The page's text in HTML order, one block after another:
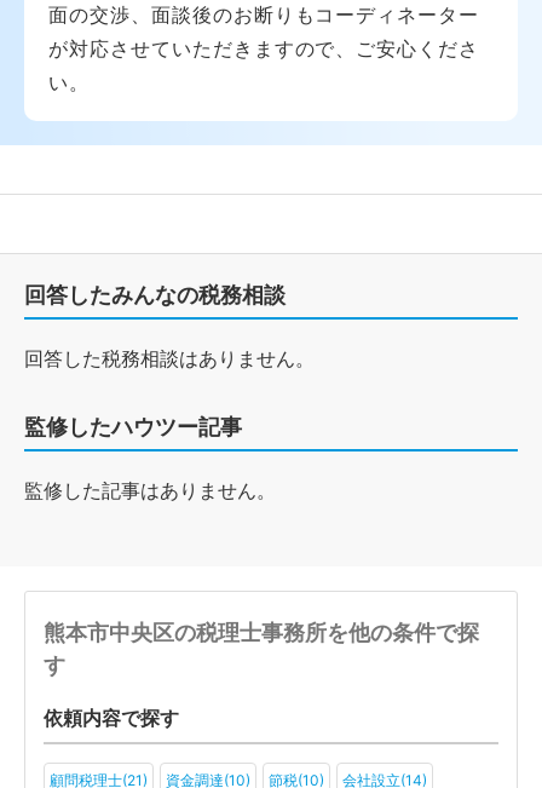
面の交渉、面談後のお断りもコーディネーター
が対応させていただきますので、ご安心くださ
い。
回答したみんなの税務相談
回答した税務相談はありません。
監修したハウツー記事
監修した記事はありません。
熊本市中央区の税理士事務所を他の条件で探
す
依頼内容で探す
顧問税理士(21) 資金調達(10) 節税(10) 会社設立(14)